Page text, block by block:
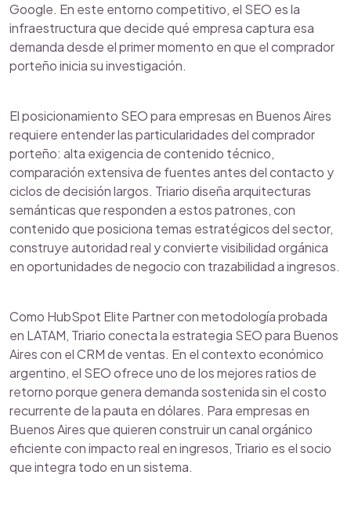
Google. En este entorno competitivo, el SEO es la
infraestructura que decide qué empresa captura esa
demanda desde el primer momento en que el comprador
porteño inicia su investigación.
El posicionamiento SEO para empresas en Buenos Aires
requiere entender las particularidades del comprador
porteño: alta exigencia de contenido técnico,
comparación extensiva de fuentes antes del contacto y
ciclos de decisión largos. Triario diseña arquitecturas
semánticas que responden a estos patrones, con
contenido que posiciona temas estratégicos del sector,
construye autoridad real y convierte visibilidad orgánica
en oportunidades de negocio con trazabilidad a ingresos.
Como HubSpot Elite Partner con metodología probada
en LATAM, Triario conecta la estrategia SEO para Buenos
Aires con el CRM de ventas. En el contexto económico
argentino, el SEO ofrece uno de los mejores ratios de
retorno porque genera demanda sostenida sin el costo
recurrente de la pauta en dólares. Para empresas en
Buenos Aires que quieren construir un canal orgánico
eficiente con impacto real en ingresos, Triario es el socio
que integra todo en un sistema.